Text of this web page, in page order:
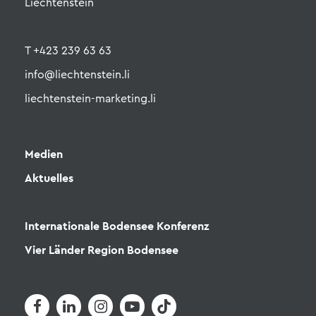
Liechtenstein
T +423 239 63 63
info@liechtenstein.li
liechtenstein-marketing.li
Medien
Aktuelles
Internationale Bodensee Konferenz
Vier Länder Region Bodensee